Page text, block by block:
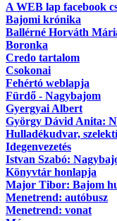
A WEB lap facebook
Bajomi krónika
Ballérné Horváth
Boronka
Credo tartalom
Csokonai
Fehértó weblapja
Fürdő - Nagybajom
Gyergyai Albert
György Dávid Anita:
Hulladékudvar,
Idegenvezetés
Istvan Szabó:
Könyvtár honlapja
Major Tibor: Bajom
Menetrend: autóbusz
Menetrend: vonat